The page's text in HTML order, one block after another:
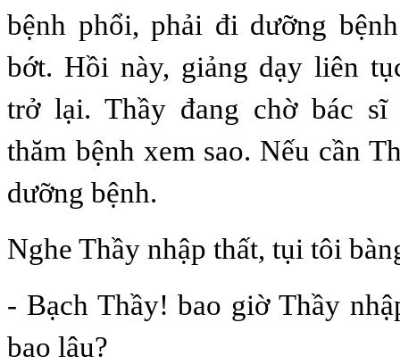
bệnh phổi, phải đi dưỡng
bớt. Hồi này, giảng dạy liên
trở lại. Thầy đang chờ bác sĩ
thăm bệnh xem sao. Nếu cần
dưỡng bệnh.
Nghe Thầy nhập thất, tụi tôi
- Bạch Thầy! bao giờ Thầy
bao lâu?